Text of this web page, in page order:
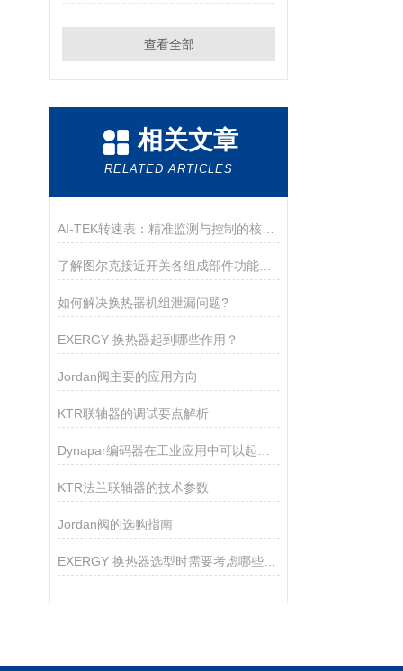
查看全部
相关文章
RELATED ARTICLES
AI-TEK转速表：精准监测与控制的核心工具
了解图尔克接近开关各组成部件功能特点才能更好的使用它
如何解决换热器机组泄漏问题?
EXERGY 换热器起到哪些作用？
Jordan阀主要的应用方向
KTR联轴器的调试要点解析
KTR法兰联轴器的技术参数
Jordan阀的选购指南
EXERGY 换热器选型时需要考虑哪些因素？